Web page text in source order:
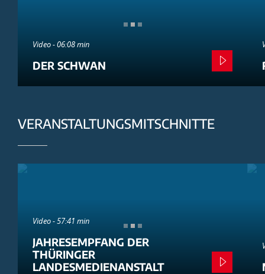
Video - 06:08 min
DER SCHWAN
VERANSTALTUNGSMITSCHNITTE
Video - 57:41 min
JAHRESEMPFANG DER
THÜRINGER
LANDESMEDIENANSTALT